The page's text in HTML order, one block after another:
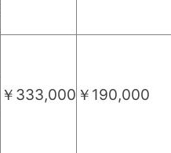
￥333,000 ￥190,000